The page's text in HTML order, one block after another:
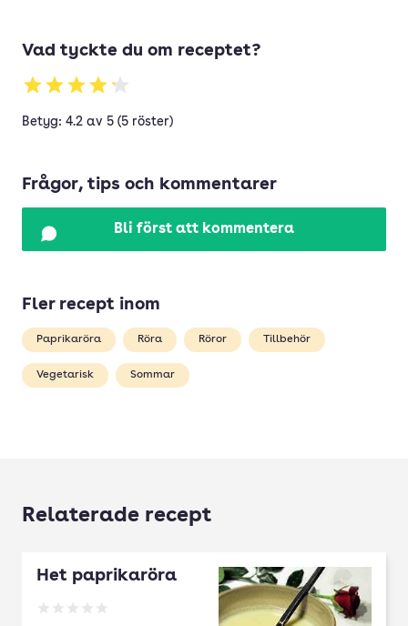
Vad tyckte du om receptet?
Betyg: 4.2 av 5 (5 röster)
Frågor, tips och kommentarer
Bli först att kommentera
Fler recept inom
Paprikaröra Röra Röror Tillbehör
Vegetarisk Sommar
Relaterade recept
Het paprikaröra
Betyg: 0 av 5